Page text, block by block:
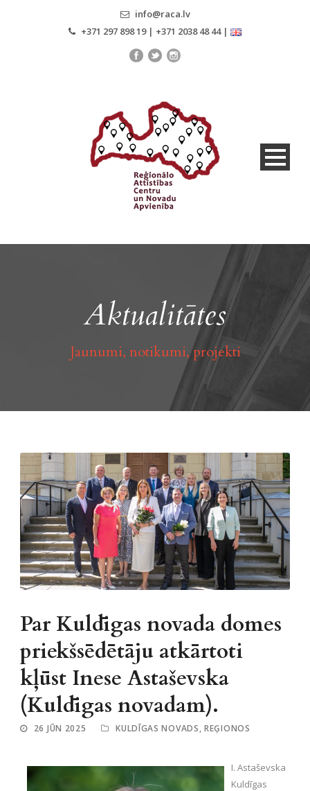
info@raca.lv
+371 297 898 19 | +371 2038 48 44 |
Aktualitātes
Jaunumi, notikumi, projekti
Par Kuldīgas novada domes
priekšsēdētāju atkārtoti
kļūst Inese Astaševska
(Kuldīgas novadam).
26 JŪN 2025 KULDĪGAS NOVADS, REĢIONOS
I. Astaševska
Kuldīgas